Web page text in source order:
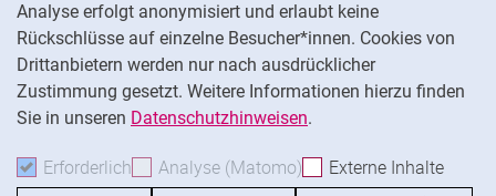
Analyse erfolgt anonymisiert und erlaubt keine
Rückschlüsse auf einzelne Besucher*innen. Cookies von
Drittanbietern werden nur nach ausdrücklicher
Zustimmung gesetzt. Weitere Informationen hierzu finden
Sie in unseren Datenschutzhinweisen.
Erforderlich Erforderliche Cookies akzeptieren
Analyse (Matomo) Analyse-Cookies
Externe Inhalte
Barrierefreiheit
Transparenter KI-Einsatz